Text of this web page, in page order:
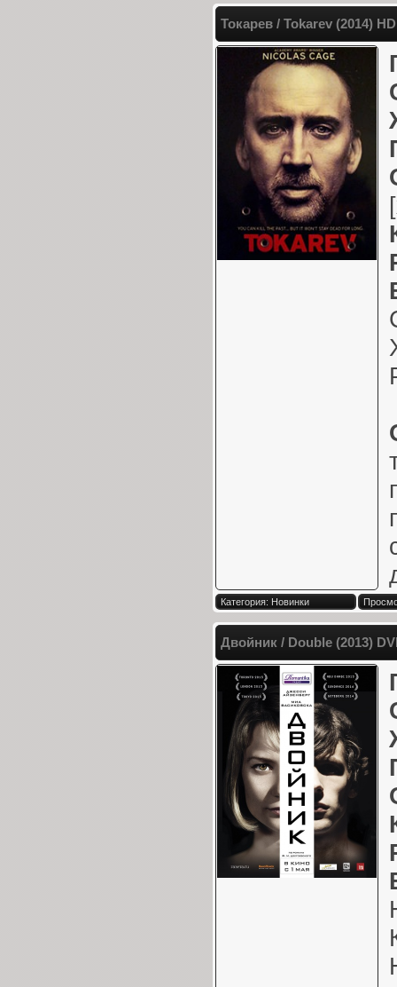
Токарев / Tokarev (2014)
Категория: Новинки
Двойник / Double (2013)